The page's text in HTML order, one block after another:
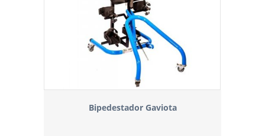
Bipedestador Gaviota